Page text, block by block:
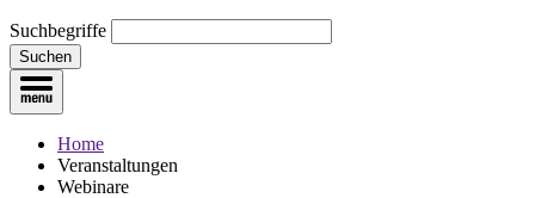
Suchbegriffe
Suchen
Home
Veranstaltungen
Webinare